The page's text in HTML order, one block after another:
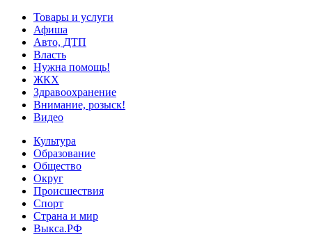
Товары и услуги
Афиша
Авто, ДТП
Власть
Нужна помощь!
ЖКХ
Здравоохранение
Внимание, розыск!
Видео
Культура
Образование
Общество
Округ
Происшествия
Спорт
Страна и мир
Выкса.РФ